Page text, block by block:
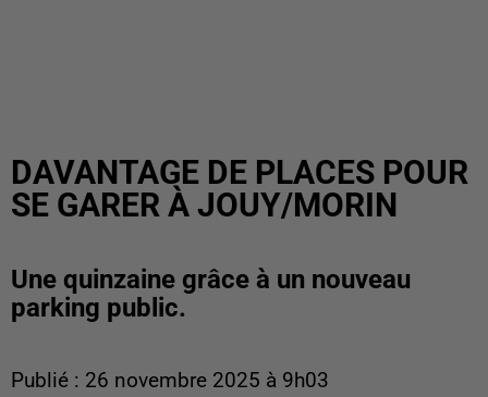
DAVANTAGE DE PLACES POUR
SE GARER À JOUY/MORIN
Une quinzaine grâce à un nouveau
parking public.
Publié : 26 novembre 2025 à 9h03